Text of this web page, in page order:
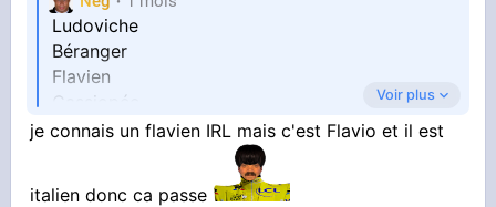
Ludoviche
Béranger
Flavien
Cassiopée
Voir plus
je connais un flavien IRL mais c'est Flavio et il est
italien donc ca passe